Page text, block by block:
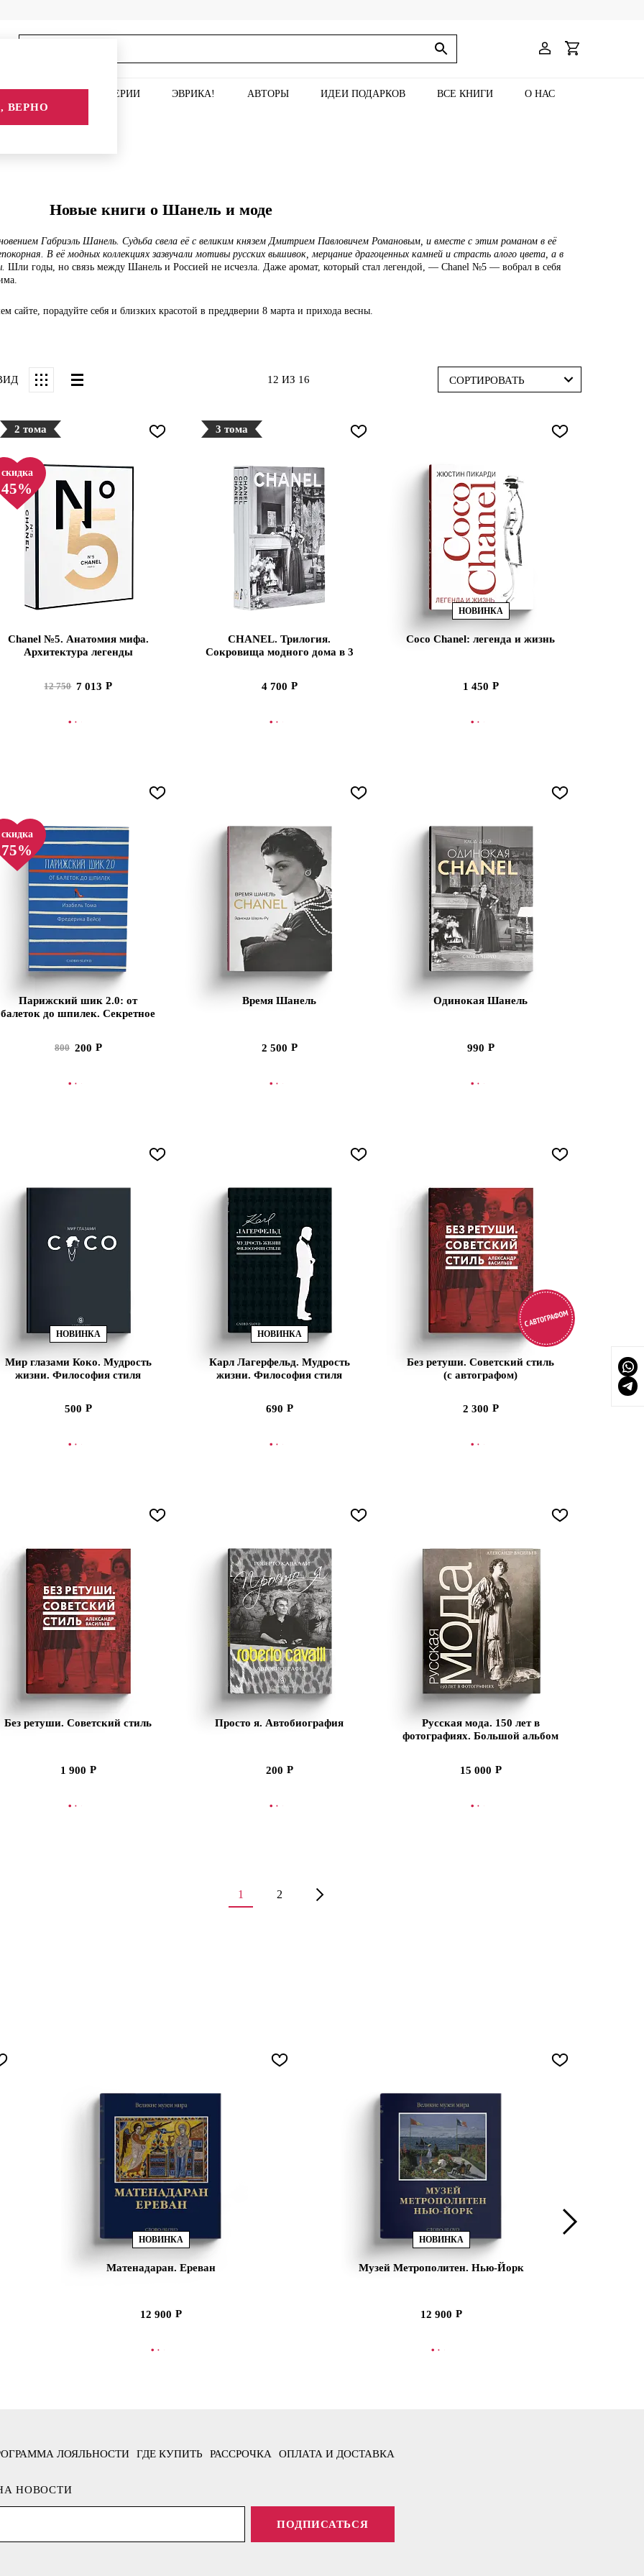
ВЕРНО
СЕРИИ ЭВРИКА! АВТОРЫ ИДЕИ ПОДАРКОВ ВСЕ КНИГИ О НАС
Новые книги о Шанель и моде
Габриэль Шанель. Судьба свела её с великим князем Дмитрием Павловичем Романовым, и вместе с этим романом в её
В её модных коллекциях зазвучали мотивы русских вышивок, мерцание драгоценных камней и страсть алого цвета, а в
Шли годы, но связь между Шанель и Россией не исчезла. Даже аромат, который стал легендой, — Chanel №5 — вобрал в себя
порадуйте себя и близких красотой в преддверии 8 марта и прихода весны.
12 ИЗ 16 СОРТИРОВАТЬ
2 тома
скидка
45%
Chanel №5. Анатомия мифа.
Архитектура легенды
12 750 7 013
В КОРЗИНУ
3 тома
CHANEL. Трилогия.
Сокровища модного дома в 3
4 700
В КОРЗИНУ
НОВИНКА
Coco Chanel: легенда и жизнь
1 450
В КОРЗИНУ
скидка
75%
Парижский шик 2.0: от
балеток до шпилек. Секретное
800 200
В КОРЗИНУ
Время Шанель
2 500
СООБЩИТЬ О ПОСТУПЛЕНИИ
Одинокая Шанель
990
СООБЩИТЬ О ПОСТУПЛЕНИИ
НОВИНКА
Мир глазами Коко. Мудрость
жизни. Философия стиля
500
О ПОСТУПЛЕНИИ
НОВИНКА
Карл Лагерфельд. Мудрость
жизни. Философия стиля
690
СООБЩИТЬ О ПОСТУПЛЕНИИ
Без ретуши. Советский стиль
(с автографом)
2 300
СООБЩИТЬ О ПОСТУПЛЕНИИ
Без ретуши. Советский стиль
1 900
О ПОСТУПЛЕНИИ
Просто я. Автобиография
200
СООБЩИТЬ О ПОСТУПЛЕНИИ
Русская мода. 150 лет в
фотографиях. Большой альбом
15 000
СООБЩИТЬ О ПОСТУПЛЕНИИ
1 2
НОВИНКА
Матенадаран. Ереван
12 900
В КОРЗИНУ
НОВИНКА
Музей Метрополитен. Нью-Йорк
12 900
В КОРЗИНУ
ЛОЯЛЬНОСТИ ГДЕ КУПИТЬ РАССРОЧКА ОПЛАТА И ДОСТАВКА
НОВОСТИ
ПОДПИСАТЬСЯ